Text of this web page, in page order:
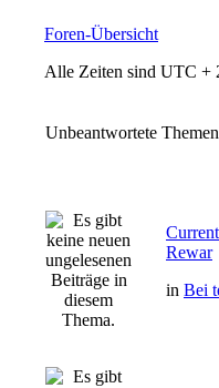
Foren-Übersicht
Alle Zeiten sind UTC +
Unbeantwortete Themen
Rewar
in Bei